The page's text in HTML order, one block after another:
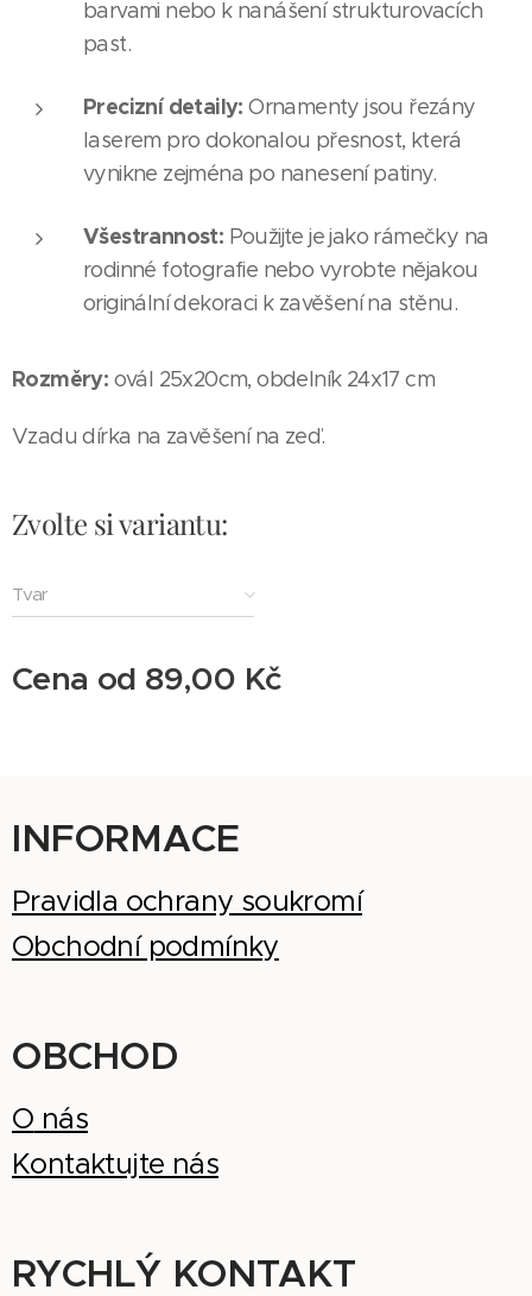
barvami nebo k nanášení strukturovacích
past.
Precizní detaily: Ornamenty jsou řezány
laserem pro dokonalou přesnost, která
vynikne zejména po nanesení patiny.
Všestrannost: Použijte je jako rámečky na
rodinné fotografie nebo vyrobte nějakou
originální dekoraci k zavěšení na stěnu.
Rozměry: ovál 25x20cm, obdelník 24x17 cm
Vzadu dírka na zavěšení na zeď.
Zvolte si variantu:
Tvar
Cena od 89,00 Kč
INFORMACE
Pravidla ochrany soukromí
Obchodní podmínky
OBCHOD
O nás
Kontaktujte nás
RYCHLÝ KONTAKT